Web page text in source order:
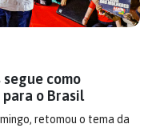
como
o Brasil
retomou o tema da